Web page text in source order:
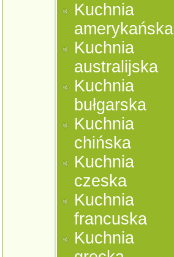
Kuchnia
amerykańska
Kuchnia
australijska
Kuchnia
bułgarska
Kuchnia
chińska
Kuchnia
czeska
Kuchnia
francuska
Kuchnia